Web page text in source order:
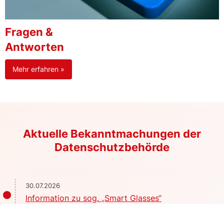
Fragen &
Antworten
Mehr erfahren »
Aktuelle Bekanntmachungen der
Datenschutzbehörde
30.07.2026
Information zu sog. „Smart Glasses“